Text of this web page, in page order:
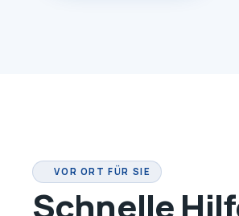
VOR ORT FÜR SIE
Schnelle